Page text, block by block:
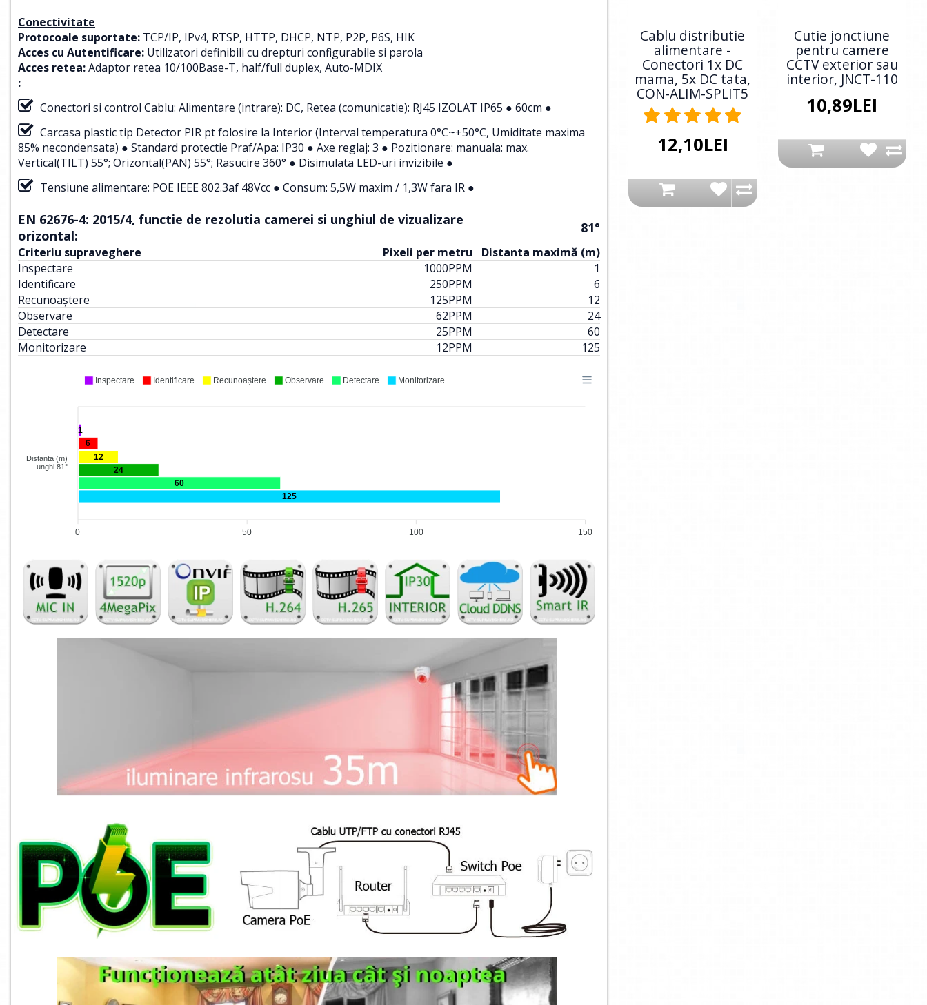
Conectivitate
Protocoale suportate: TCP/IP, IPv4, RTSP, HTTP, DHCP, NTP, P2P, P6S, HIK
Acces cu Autentificare: Utilizatori definibili cu drepturi configurabile si parola
Acces retea:Adaptor retea 10/100Base-T, half/full duplex, Auto-MDIX
:
Conectori si control Cablu: Alimentare (intrare): DC, Retea (comunicatie): RJ45 IZOLAT IP65 ● 60cm ●
Carcasa plastic tip Detector PIR pt folosire la Interior (Interval temperatura 0°C~+50°C, Umiditate maxima
85% necondensata) ● Standard protectie Praf/Apa: IP30 ● Axe reglaj: 3 ● Pozitionare: manuala: max.
Vertical(TILT) 55°; Orizontal(PAN) 55°; Rasucire 360° ● Disimulata LED-uri invizibile ●
Tensiune alimentare: POE IEEE 802.3af 48Vcc ● Consum: 5,5W maxim / 1,3W fara IR ●
EN 62676-4: 2015/4, functie de rezolutia camerei si unghiul de vizualizare
orizontal:
81°
Criteriu supraveghere Pixeli per metru
Distanta maximă (m)
Inspectare
1000PPM
1
Identificare
250PPM
6
Recunoaștere
125PPM
12
Observare
62PPM
24
Detectare
25PPM
60
Monitorizare
12PPM 125
1
6
12
24
60
125
Distanta (m)
unghi 81°
150
100
50
0
Inspectare Identificare Recunoaștere Observare Detectare Monitorizare
Cablu distributie
alimentare -
Conectori 1x DC
mama, 5x DC tata,
CON-ALIM-SPLIT5
12,10LEI
Cutie jonctiune
pentru camere
CCTV exterior sau
interior, JNCT-110
10,89LEI